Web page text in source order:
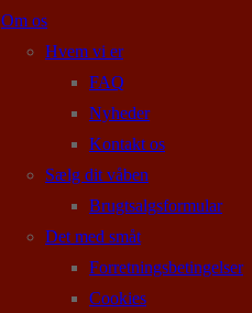
Om os
Hvem vi er
FAQ
Nyheder
Kontakt os
Sælg dit våben
Brugtsalgsformular
Det med småt
Forretningsbetingelser
Cookies